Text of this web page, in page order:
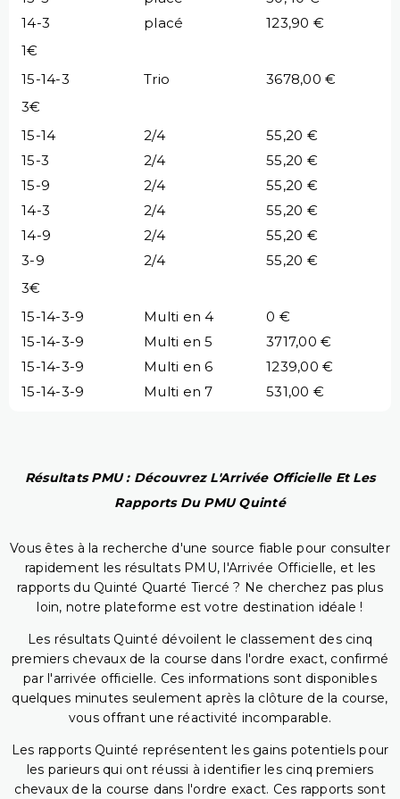
14-3
placé
123,90 €
1€
15-14-3
Trio
3678,00 €
3€
15-14
2/4
55,20 €
15-3
2/4
55,20 €
15-9
2/4
55,20 €
14-3
2/4
55,20 €
14-9
2/4
55,20 €
3-9
2/4
55,20 €
3€
15-14-3-9
Multi en 4
0 €
15-14-3-9
Multi en 5
3717,00 €
15-14-3-9
Multi en 6
1239,00 €
15-14-3-9
Multi en 7 531,00 €
Résultats PMU : Découvrez L'Arrivée Officielle Et Les
Rapports Du PMU Quinté
Vous êtes à la recherche d'une source fiable pour consulter
rapidement les résultats PMU, l'Arrivée Officielle, et les
rapports du Quinté Quarté Tiercé ? Ne cherchez pas plus
loin, notre plateforme est votre destination idéale !
Les résultats Quinté dévoilent le classement des cinq
premiers chevaux de la course dans l'ordre exact, confirmé
par l'arrivée officielle. Ces informations sont disponibles
quelques minutes seulement après la clôture de la course,
vous offrant une réactivité incomparable.
Les rapports Quinté représentent les gains potentiels pour
les parieurs qui ont réussi à identifier les cinq premiers
chevaux de la course dans l'ordre exact. Ces rapports sont